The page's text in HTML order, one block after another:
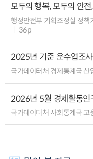
모두의 행복, 모두의 안
행정안전부 기획조정실 정
36p
2025년 기준 운수업조
국가데이터처 경제통계국 산
2026년 5월 경제활동인
국가데이터처 사회통계국 고